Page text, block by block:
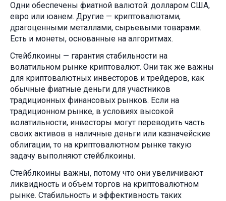
Одни обеспечены фиатной валютой: долларом США,
евро или юанем. Другие — криптовалютами,
драгоценными металлами, сырьевыми товарами.
Есть и монеты, основанные на алгоритмах.
Стейблкоины — гарантия стабильности на
волатильном рынке криптовалют. Они так же важны
для криптовалютных инвесторов и трейдеров, как
обычные фиатные деньги для участников
традиционных финансовых рынков. Если на
традиционном рынке, в условиях высокой
волатильности, инвесторы могут переводить часть
своих активов в наличные деньги или казначейские
облигации, то на криптовалютном рынке такую
задачу выполняют стейблкоины.
Стейблкоины важны, потому что они увеличивают
ликвидность и объем торгов на криптовалютном
рынке. Стабильность и эффективность таких